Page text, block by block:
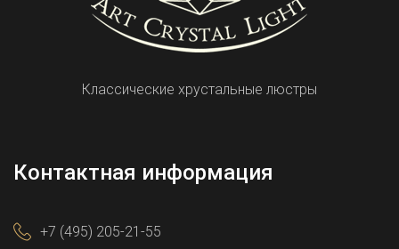
Классические хрустальные люстры
Контактная информация
+7 (495) 205-21-55